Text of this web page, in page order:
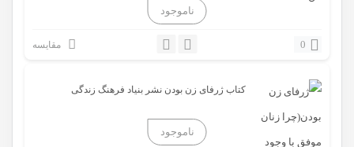
0 مقایسه
کتاب ژرفای زن بودن نشر بنیاد فرهنگ زندگی